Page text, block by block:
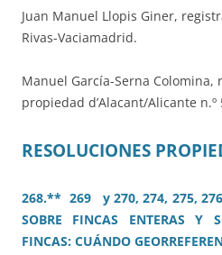
Juan Manuel Llopis Giner,
Rivas-Vaciamadrid.
Manuel García-Serna Colomina,
propiedad d’Alacant/Alicante n.º
RESOLUCIONES
268.** 269 y 270, 274, 275, 276
SOBRE FINCAS ENTERAS Y
FINCAS: CUÁNDO